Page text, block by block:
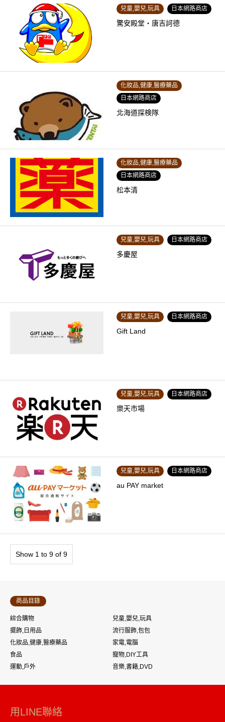
兒童,嬰兒,玩具 日本網路商店
驚安殿堂・唐吉訶德
化妝品,健康,醫療藥品
日本網路商店
北海道探検隊
化妝品,健康,醫療藥品
日本網路商店
松本清
兒童,嬰兒,玩具 日本網路商店
多慶屋
兒童,嬰兒,玩具 日本網路商店
Gift Land
兒童,嬰兒,玩具 日本網路商店
樂天市場
兒童,嬰兒,玩具 日本網路商店
au PAY market
Show 1 to 9 of 9
商品目錄
綜合購物
兒童,嬰兒,玩具
擺飾,日用品
流行服飾,包包
化妝品,健康,醫療藥品
家電,電腦
食品
寵物,DIY工具
運動,戶外
音樂,書籍,DVD
用LINE聯絡